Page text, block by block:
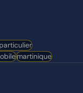
martinique